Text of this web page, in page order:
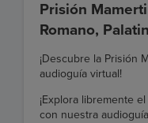
Prisión
Romano,
¡Descubre la Prisión
audioguía virtual!
¡Explora libremente
con nuestra audioguía